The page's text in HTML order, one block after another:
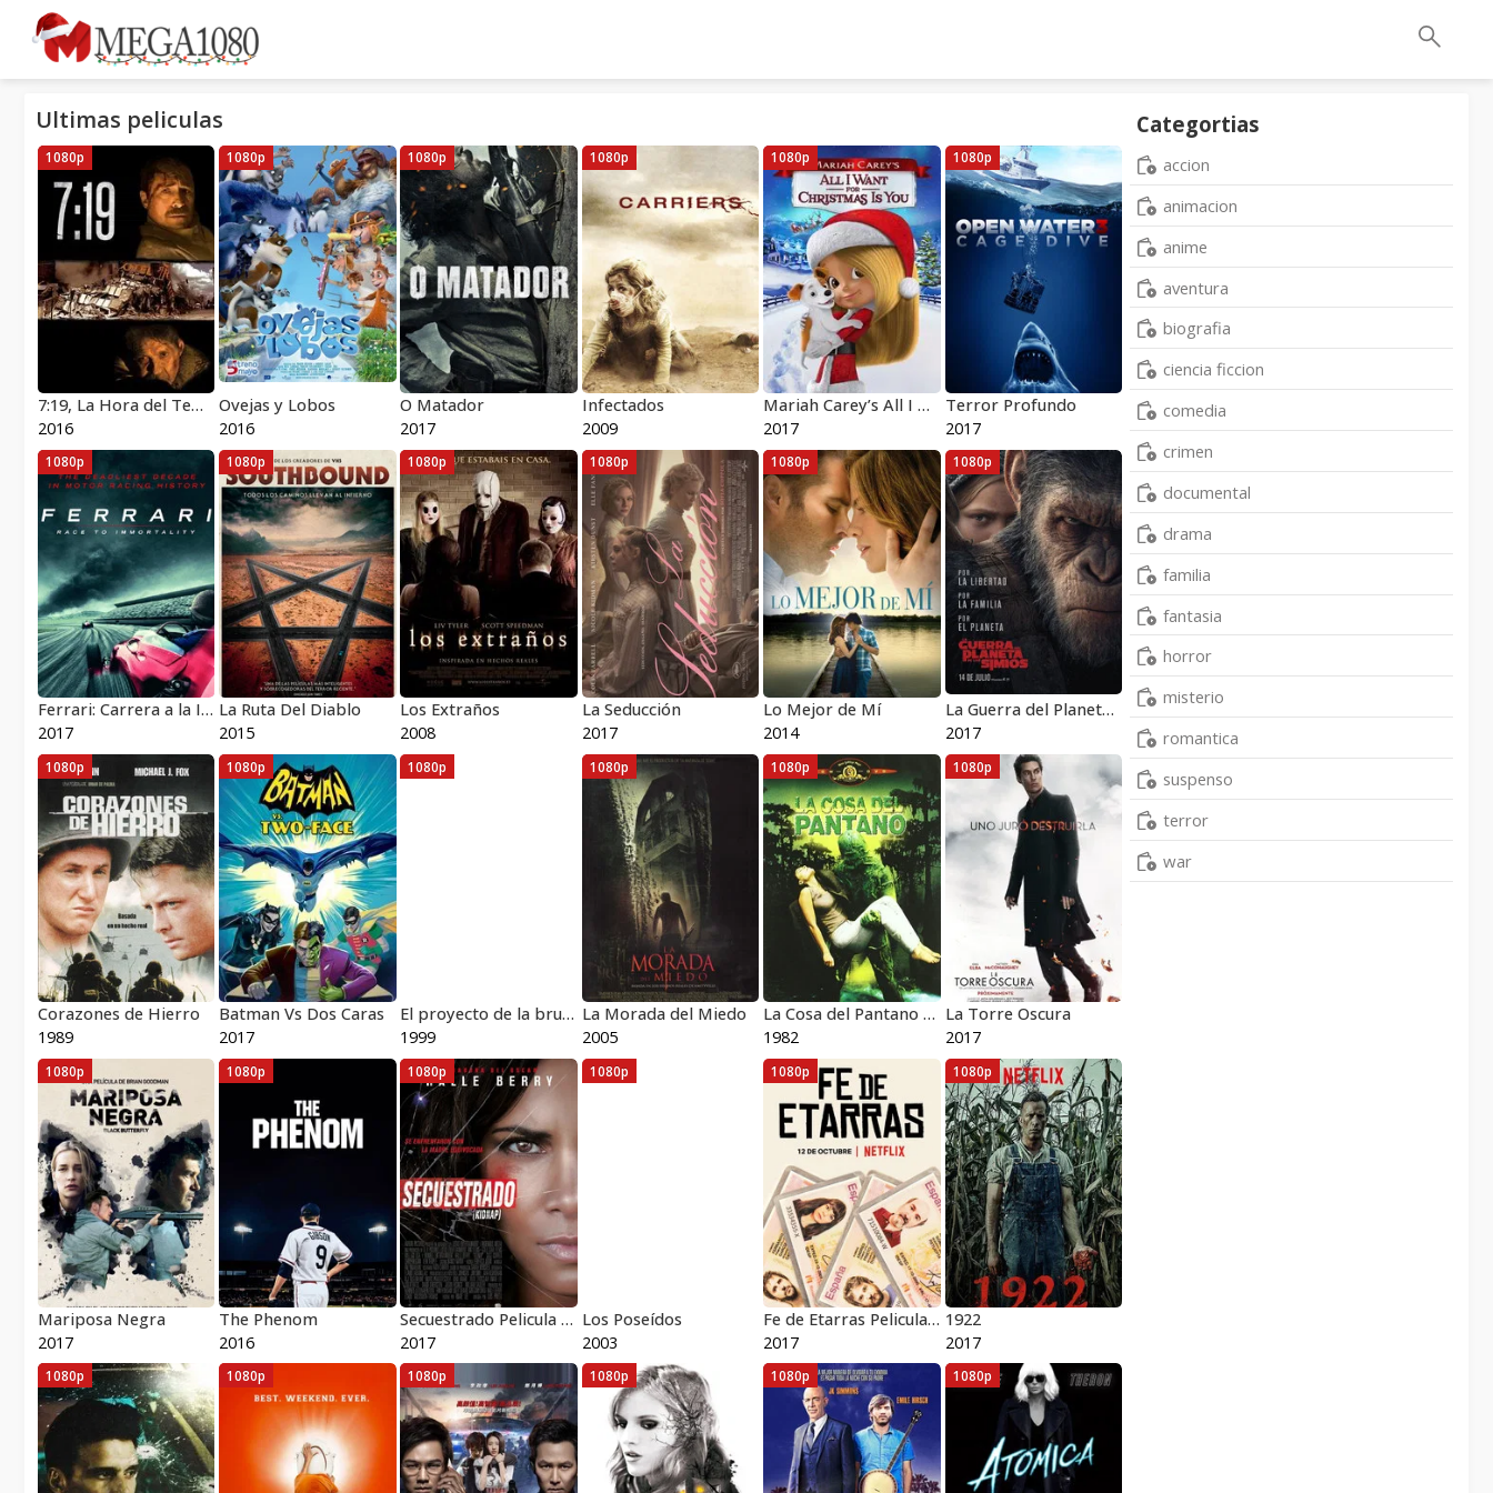
Ultimas peliculas
7:19, La Hora del Temblor
2016
1080p
Ovejas y Lobos
2016
1080p
O Matador
2017
1080p
Infectados
2009
1080p
Mariah Carey’s All I Want for Christmas Is You
2017
1080p
Terror Profundo
2017
1080p
Ferrari: Carrera a la Inmortalidad
2017
1080p
La Ruta Del Diablo
2015
1080p
Los Extraños
2008
1080p
La Seducción
2017
1080p
Lo Mejor de Mí
2014
1080p
La Guerra del Planeta de los Simios
2017
1080p
Corazones de Hierro
1989
1080p
Batman Vs Dos Caras
2017
1080p
El proyecto de la bruja de Blair
1999
1080p
La Morada del Miedo
2005
1080p
La Cosa del Pantano Pelicula Completa HD 1080p [MEGA] [LATINO] 1982
1982
1080p
La Torre Oscura
2017
1080p
Mariposa Negra
2017
1080p
The Phenom
2016
1080p
Secuestrado Pelicula Completa HD 1080p [MEGA] [LATINO] 2017
2017
1080p
Los Poseídos
2003
1080p
Fe de Etarras Pelicula Completa HD 1080p [MEGA] [LATINO] 2017
2017
1080p
1922
2017
1080p
1080p 1080p 1080p 1080p 1080p 1080p
Categortias
accion
animacion
anime
aventura
biografia
ciencia ficcion
comedia
crimen
documental
drama
familia
fantasia
horror
misterio
romantica
suspenso
terror
war